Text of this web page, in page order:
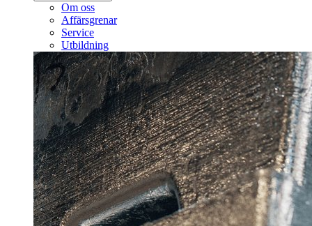
Om oss
Affärsgrenar
Service
Utbildning